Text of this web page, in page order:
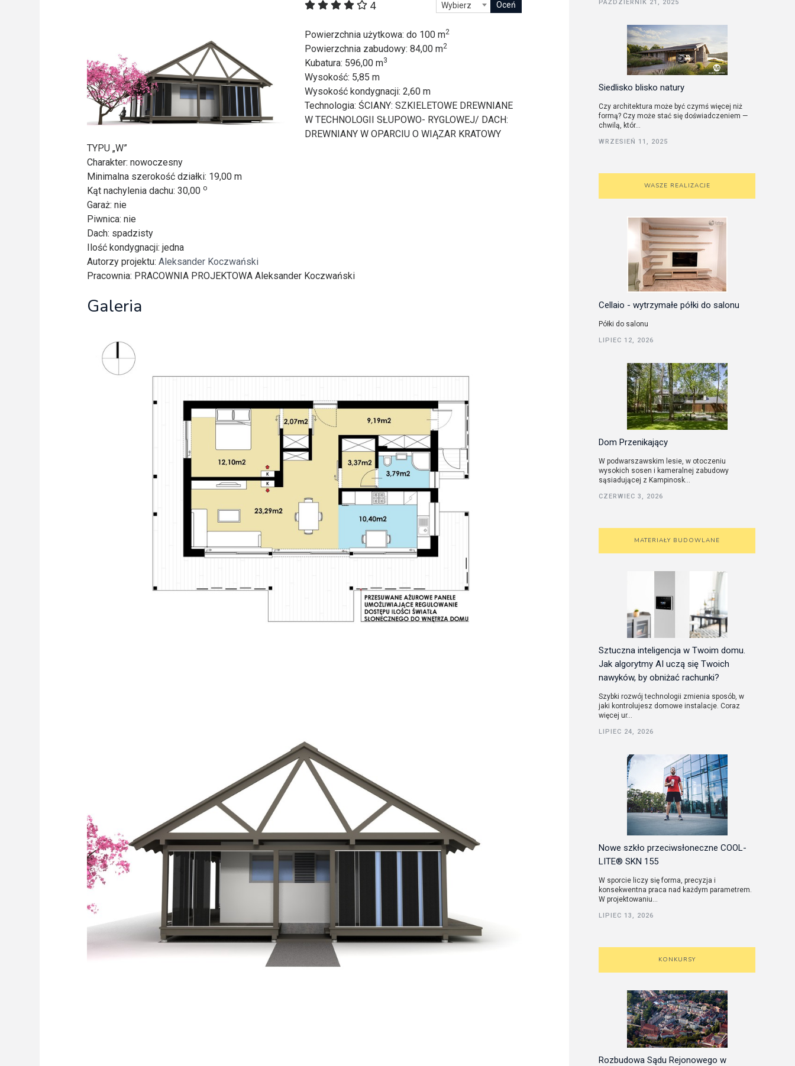
Galeria Miast Dawnych
Filmy
4 Wybierz
Powierzchnia użytkowa: do 100 m2
Powierzchnia zabudowy: 84,00 m2
Kubatura: 596,00 m3
Wysokość: 5,85 m
Wysokość kondygnacji: 2,60 m
Technologia: ŚCIANY: SZKIELETOWE DREWNIANE
W TECHNOLOGII SŁUPOWO- RYGLOWEJ/ DACH:
DREWNIANY W OPARCIU O WIĄZAR KRATOWY
TYPU „W”
Charakter: nowoczesny
Minimalna szerokość działki: 19,00 m
Kąt nachylenia dachu: 30,00 o
Garaż: nie
Piwnica: nie
Dach: spadzisty
Ilość kondygnacji: jedna
Autorzy projektu: Aleksander Koczwański
Pracownia: PRACOWNIA PROJEKTOWA Aleksander Koczwański
Galeria
PAŹDZIERNIK 21, 2025
Siedlisko blisko natury
Czy architektura może być czymś więcej niż
formą? Czy może stać się doświadczeniem —
chwilą, któr...
WRZESIEŃ 11, 2025
WASZE REALIZACJE
Cellaio - wytrzymałe półki do salonu
Półki do salonu
LIPIEC 12, 2026
Dom Przenikający
W podwarszawskim lesie, w otoczeniu
wysokich sosen i kameralnej zabudowy
sąsiadującej z Kampinosk...
CZERWIEC 3, 2026
MATERIAŁY BUDOWLANE
Sztuczna inteligencja w Twoim domu.
Jak algorytmy AI uczą się Twoich
nawyków, by obniżać rachunki?
Szybki rozwój technologii zmienia sposób, w
jaki kontrolujesz domowe instalacje. Coraz
więcej ur...
LIPIEC 24, 2026
Nowe szkło przeciwsłoneczne COOL-
LITE® SKN 155
W sporcie liczy się forma, precyzja i
konsekwentna praca nad każdym parametrem.
W projektowaniu...
LIPIEC 13, 2026
KONKURSY
Rozbudowa Sądu Rejonowego w